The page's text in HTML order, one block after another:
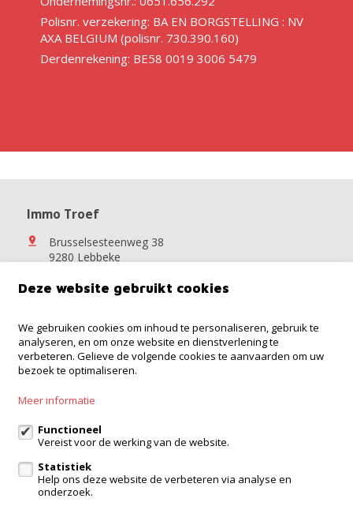
Polisnr. verzekering: BA EN BORGSTELLING : NV
AXA BELGIUM (polisnr. 730.390.160)
Derdenrekening: BE58 0019 3006 5479
Immo Troef
Brusselsesteenweg 38
9280 Lebbeke
052 52 52 00
Volg ons op:
Te koop Te huur
Contact
Deze website gebruikt cookies
We gebruiken cookies om inhoud te personaliseren, gebruik te
analyseren, en om onze website en dienstverlening te
verbeteren. Gelieve de volgende cookies te aanvaarden om uw
bezoek te optimaliseren.
Meer informatie
Functioneel
Vereist voor de werking van de website.
Statistiek
Help ons deze website de verbeteren via analyse en
onderzoek.